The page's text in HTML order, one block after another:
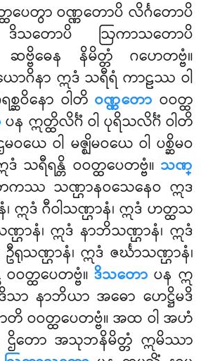
ထပေတွာ ဝဏ္ဏတောပိ လိင်္ဂတောပိ
ဒိသတောပိ ဩကာသတောပိ
ဆဗ္ဗိဓေန နိမိတ္တံ ဂဟေတဗ္ဗံ။
ာဂိနာ ဣဒံ သရီရံ ကာဠဿ ဝါ
ဆဝိနော ဝါတိဝဏ္ဏတော ဝဝတ္ထ
ပန ဣတ္ထိလိင်္ဂံ ဝါ ပုရိသလိင်္ဂံ ဝါတိ
ယေ ဝါ မဇ္ဈိမဝယေ ဝါ ပစ္ဆိမဝ
ရီရန္တိ ဝဝတ္ထပေတဗ္ဗံ။ သဏ္
တကဿ သဏ္ဌာနဝသေနေဝ ဣဒ
ဒံ ဂီဝါသဏ္ဌာနံ၊ ဣဒံ ဟတ္ထသ
ဏ္ဌာနံ၊ ဣဒံ နာဘိသဏ္ဌာနံ၊ ဣဒံ
သဏ္ဌာနံ၊ ဣဒံ ဇင်္ဃာသဏ္ဌာနံ၊
ဝဝတ္ထပေတဗ္ဗံ။ဒိသတော ပန ဣ
သာ နာဘိယာ အဓော ဟေဋ္ဌိမဒိ
တိ ဝဝတ္ထပေတဗ္ဗံ။ အထ ဝါ အဟံ
တော အသုဘနိမိတ္တံ ဣမိဿာ